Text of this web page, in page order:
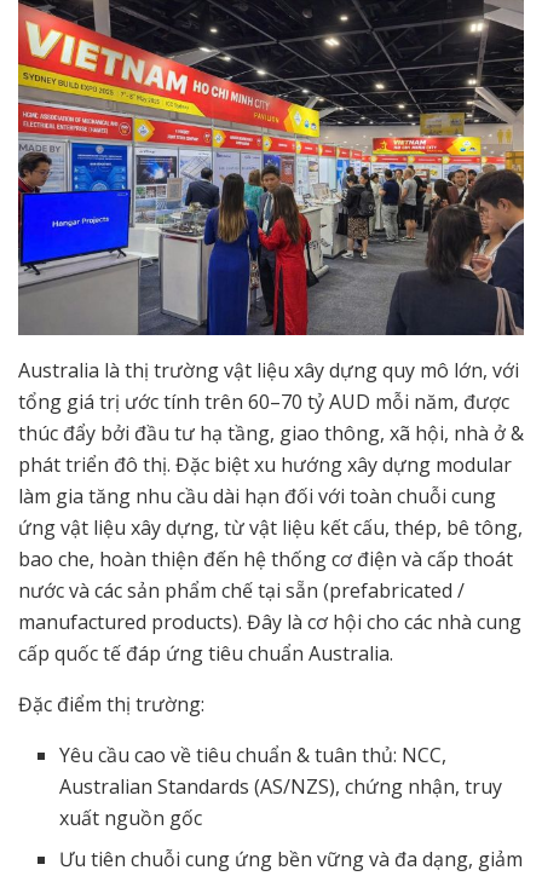
Australia là thị trường vật liệu xây dựng quy mô lớn, với
tổng giá trị ước tính trên 60–70 tỷ AUD mỗi năm, được
thúc đẩy bởi đầu tư hạ tầng, giao thông, xã hội, nhà ở &
phát triển đô thị. Đặc biệt xu hướng xây dựng modular
làm gia tăng nhu cầu dài hạn đối với toàn chuỗi cung
ứng vật liệu xây dựng, từ vật liệu kết cấu, thép, bê tông,
bao che, hoàn thiện đến hệ thống cơ điện và cấp thoát
nước và các sản phẩm chế tại sẵn (prefabricated /
manufactured products). Đây là cơ hội cho các nhà cung
cấp quốc tế đáp ứng tiêu chuẩn Australia.
Đặc điểm thị trường:
Yêu cầu cao về tiêu chuẩn & tuân thủ: NCC,
Australian Standards (AS/NZS), chứng nhận, truy
xuất nguồn gốc
Ưu tiên chuỗi cung ứng bền vững và đa dạng, giảm